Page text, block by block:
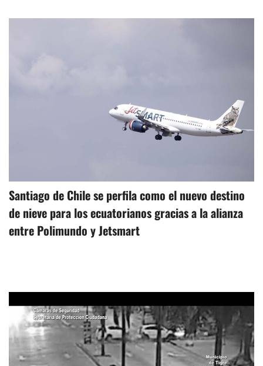
Santiago de Chile se perfila como el nuevo destino
de nieve para los ecuatorianos gracias a la alianza
entre Polimundo y Jetsmart